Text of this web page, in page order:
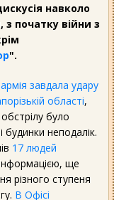
навколо
з початку війни з
".
завдала удару
області,
було
будинки неподалік.
17 людей
ще
різного ступеня
В Офісі